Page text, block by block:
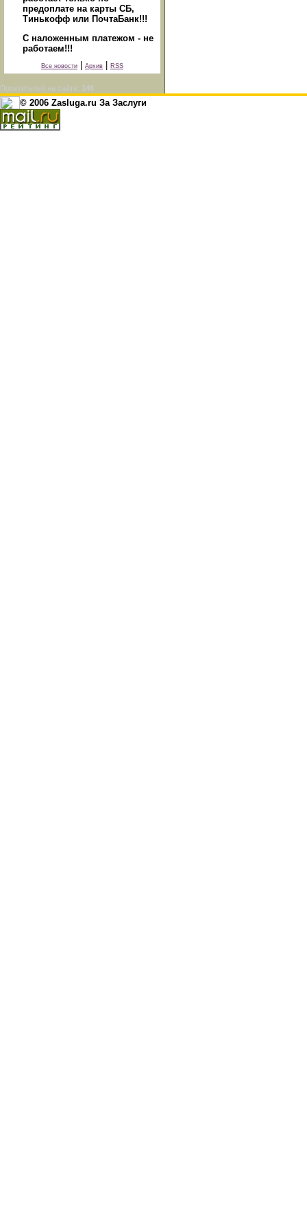
предоплате на карты СБ,
Тинькофф или ПочтаБанк!!!
С наложенным платежом - не
работаем!!!
Все новости Архив RSS
Посетителей на сайте: 146
© 2006 Zasluga.ru За Заслуги